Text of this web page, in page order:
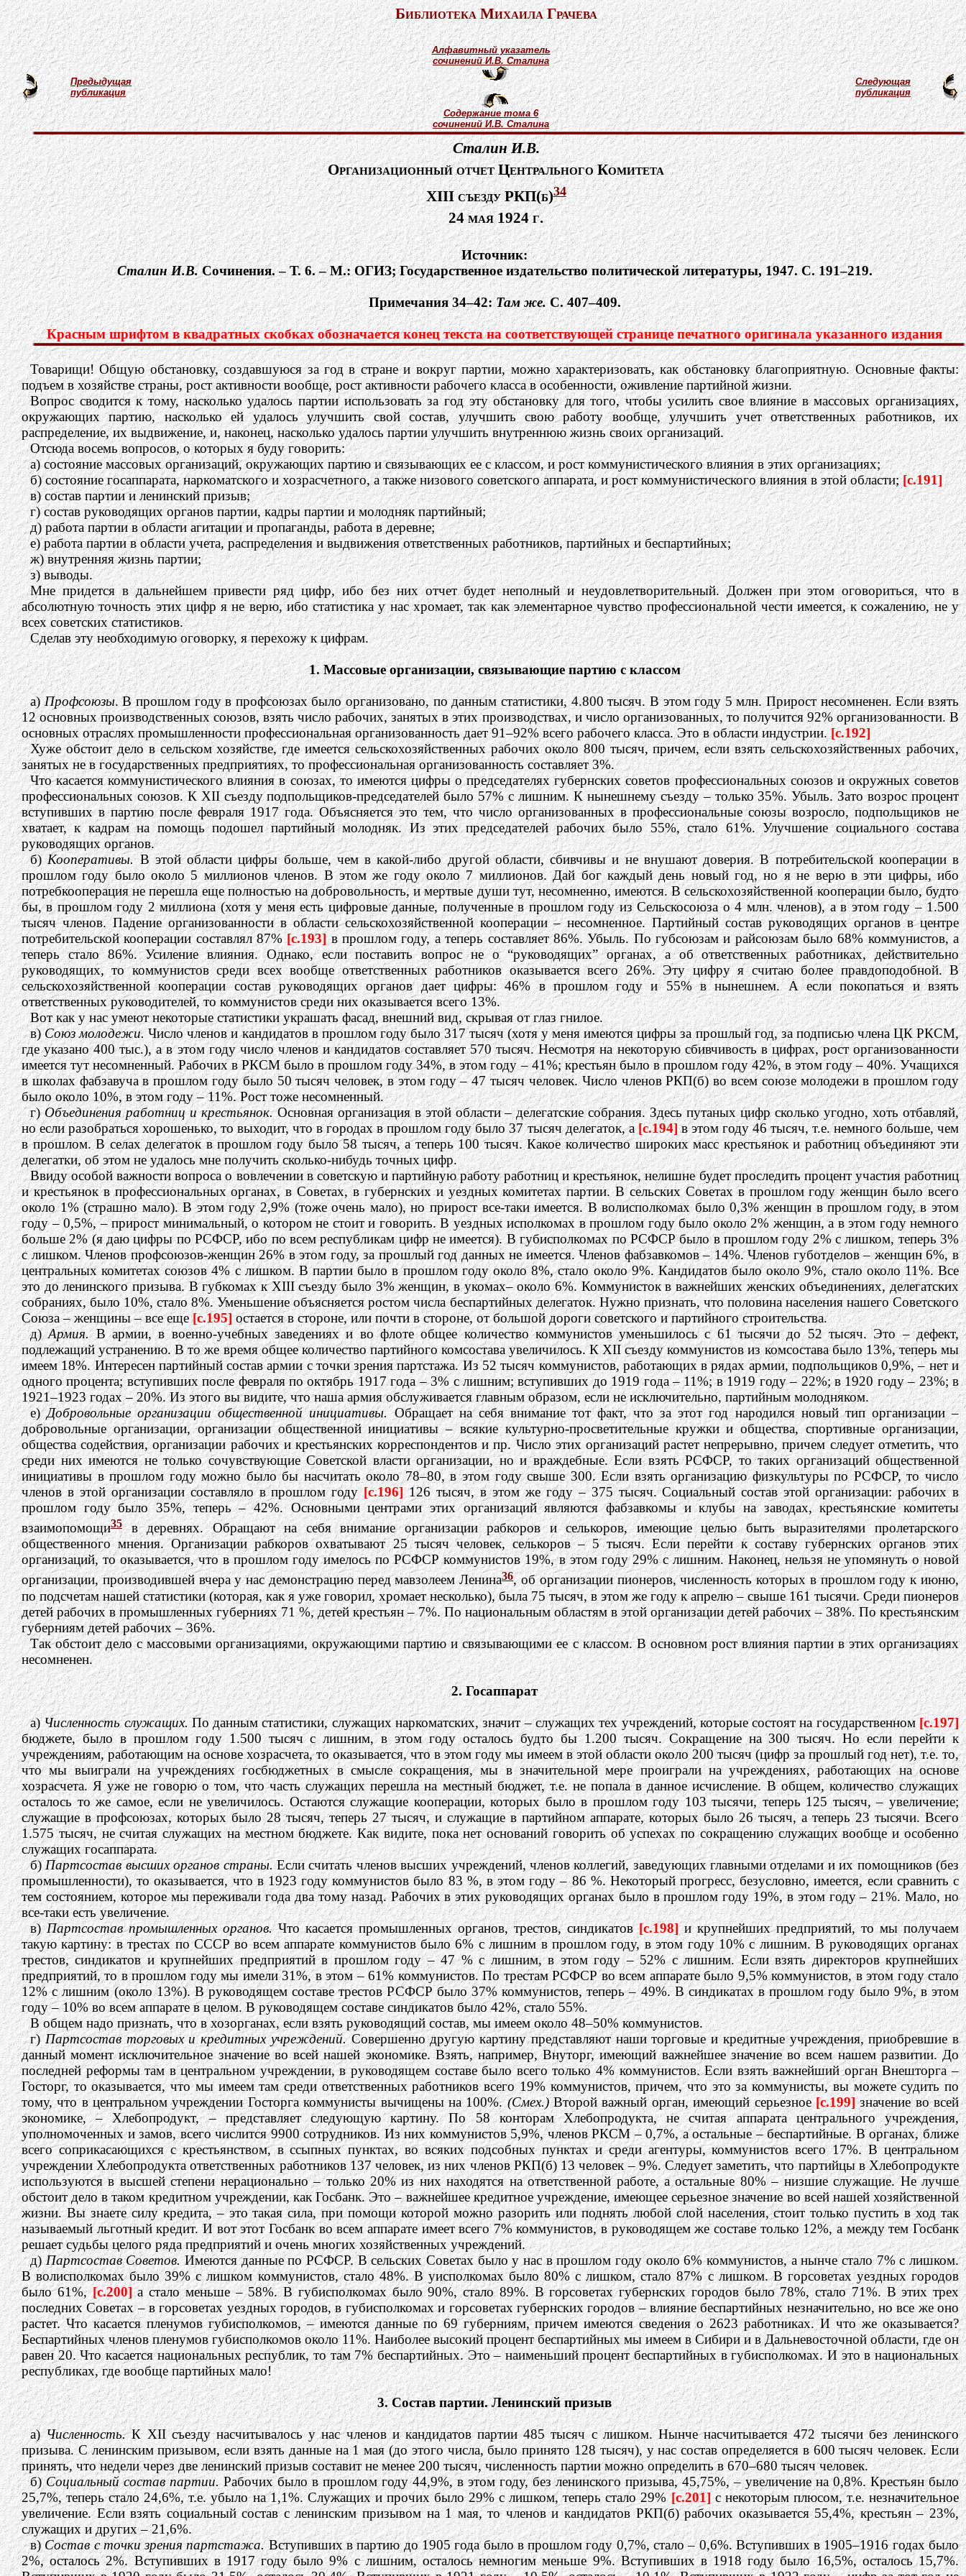
Библиотека Михаила Грачева
Предыдущая
публикация
Алфавитный указатель
сочинений И.В. Сталина
Содержание тома 6
сочинений И.В. Сталина
Следующая
публикация
Сталин И.В.
Организационный отчет Центрального Комитета
XIII съезду РКП(б)34
24 мая 1924 г.
Источник:
Сталин И.В.Cочинения. – Т. 6. – М.: ОГИЗ; Государственное издательство политической литературы, 1947. С. 191–219.
Примечания 34–42:Там же.С. 407–409.
Красным шрифтом в квадратных скобках обозначается конец текста на соответствующей странице печатного оригинала указанного издания
Товарищи! Общую обстановку, создавшуюся за год в стране и вокруг партии, можно характеризовать, как обстановку благоприятную. Основные факты:
подъем в хозяйстве страны, рост активности вообще, рост активности рабочего класса в особенности, оживление партийной жизни.
Вопрос сводится к тому, насколько удалось партии использовать за год эту обстановку для того, чтобы усилить свое влияние в массовых организациях,
окружающих партию, насколько ей удалось улучшить свой состав, улучшить свою работу вообще, улучшить учет ответственных работников, их
распределение, их выдвижение, и, наконец, насколько удалось партии улучшить внутреннюю жизнь своих организаций.
Отсюда восемь вопросов, о которых я буду говорить:
а) состояние массовых организаций, окружающих партию и связывающих ее с классом, и рост коммунистического влияния в этих организациях;
б) состояние госаппарата, наркоматского и хозрасчетного, а также низового советского аппарата, и рост коммунистического влияния в этой области;[c.191]
в) состав партии и ленинский призыв;
г) состав руководящих органов партии, кадры партии и молодняк партийный;
д) работа партии в области агитации и пропаганды, работа в деревне;
е) работа партии в области учета, распределения и выдвижения ответственных работников, партийных и беспартийных;
ж) внутренняя жизнь партии;
з) выводы.
Мне придется в дальнейшем привести ряд цифр, ибо без них отчет будет неполный и неудовлетворительный. Должен при этом оговориться, что в
абсолютную точность этих цифр я не верю, ибо статистика у нас хромает, так как элементарное чувство профессиональной чести имеется, к сожалению, не у
всех советских статистиков.
Сделав эту необходимую оговорку, я перехожу к цифрам.
1. Массовые организации, связывающие партию с классом
а)Профсоюзы. В прошлом году в профсоюзах было организовано, по данным статистики, 4.800 тысяч. В этом году 5 млн. Прирост несомненен. Если взять
12 основных производственных союзов, взять число рабочих, занятых в этих производствах, и число организованных, то получится 92% организованности. В
основных отраслях промышленности профессиональная организованность дает 91–92% всего рабочего класса. Это в области индустрии.[c.192]
Хуже обстоит дело в сельском хозяйстве, где имеется сельскохозяйственных рабочих около 800 тысяч, причем, если взять сельскохозяйственных рабочих,
занятых не в государственных предприятиях, то профессиональная организованность составляет 3%.
Что касается коммунистического влияния в союзах, то имеются цифры о председателях губернских советов профессиональных союзов и окружных советов
профессиональных союзов. К XII съезду подпольщиков-председателей было 57% с лишним. К нынешнему съезду – только 35%. Убыль. Зато возрос процент
вступивших в партию после февраля 1917 года. Объясняется это тем, что число организованных в профессиональные союзы возросло, подпольщиков не
хватает, к кадрам на помощь подошел партийный молодняк. Из этих председателей рабочих было 55%, стало 61%. Улучшение социального состава
руководящих органов.
б)Кооперативы.В этой области цифры больше, чем в какой-либо другой области, сбивчивы и не внушают доверия. В потребительской кооперации в
прошлом году было около 5 миллионов членов. В этом же году около 7 миллионов. Дай бог каждый день новый год, но я не верю в эти цифры, ибо
потребкооперация не перешла еще полностью на добровольность, и мертвые души тут, несомненно, имеются. В сельскохозяйственной кооперации было, будто
бы, в прошлом году 2 миллиона (хотя у меня есть цифровые данные, полученные в прошлом году из Сельскосоюза о 4 млн. членов), а в этом году – 1.500
тысяч членов. Падение организованности в области сельскохозяйственной кооперации – несомненное. Партийный состав руководящих органов в центре
потребительской кооперации составлял 87%[c.193] в прошлом году, а теперь составляет 86%. Убыль. По губсоюзам и райсоюзам было 68% коммунистов, а
теперь стало 86%. Усиление влияния. Однако, если поставить вопрос не о “руководящих” органах, а об ответственных работниках, действительно
руководящих, то коммунистов среди всех вообще ответственных работников оказывается всего 26%. Эту цифру я считаю более правдоподобной. В
сельскохозяйственной кооперации состав руководящих органов дает цифры: 46% в прошлом году и 55% в нынешнем. А если покопаться и взять
ответственных руководителей, то коммунистов среди них оказывается всего 13%.
Вот как у нас умеют некоторые статистики украшать фасад, внешний вид, скрывая от глаз гнилое.
в)Союз молодежи.Число членов и кандидатов в прошлом году было 317 тысяч (хотя у меня имеются цифры за прошлый год, за подписью члена ЦК РКСМ,
где указано 400 тыс.), а в этом году число членов и кандидатов составляет 570 тысяч. Несмотря на некоторую сбивчивость в цифрах, рост организованности
имеется тут несомненный. Рабочих в РКСМ было в прошлом году 34%, в этом году – 41%; крестьян было в прошлом году 42%, в этом году – 40%. Учащихся
в школах фабзавуча в прошлом году было 50 тысяч человек, в этом году – 47 тысяч человек. Число членов РКП(б) во всем союзе молодежи в прошлом году
было около 10%, в этом году – 11%. Рост тоже несомненный.
г)Объединения работниц и крестьянок.Основная организация в этой области – делегатские собрания. Здесь путаных цифр сколько угодно, хоть отбавляй,
но если разобраться хорошенько, то выходит, что в городах в прошлом году было 37 тысяч делегаток, а[c.194] в этом году 46 тысяч, т.е. немного больше, чем
в прошлом. В селах делегаток в прошлом году было 58 тысяч, а теперь 100 тысяч. Какое количество широких масс крестьянок и работниц объединяют эти
делегатки, об этом не удалось мне получить сколько-нибудь точных цифр.
Ввиду особой важности вопроса о вовлечении в советскую и партийную работу работниц и крестьянок, нелишне будет проследить процент участия работниц
и крестьянок в профессиональных органах, в Советах, в губернских и уездных комитетах партии. В сельских Советах в прошлом году женщин было всего
около 1% (страшно мало). В этом году 2,9% (тоже очень мало), но прирост все-таки имеется. В волисполкомах было 0,3% женщин в прошлом году, в этом
году – 0,5%, – прирост минимальный, о котором не стоит и говорить. В уездных исполкомах в прошлом году было около 2% женщин, а в этом году немного
больше 2% (я даю цифры по РСФСР, ибо по всем республикам цифр не имеется). В губисполкомах по РСФСР было в прошлом году 2% с лишком, теперь 3%
с лишком. Членов профсоюзов-женщин 26% в этом году, за прошлый год данных не имеется. Членов фабзавкомов – 14%. Членов губотделов – женщин 6%, в
центральных комитетах союзов 4% с лишком. В партии было в прошлом году около 8%, стало около 9%. Кандидатов было около 9%, стало около 11%. Все
это до ленинского призыва. В губкомах к XIII съезду было 3% женщин, в укомах– около 6%. Коммунисток в важнейших женских объединениях, делегатских
собраниях, было 10%, стало 8%. Уменьшение объясняется ростом числа беспартийных делегаток. Нужно признать, что половина населения нашего Советского
Союза – женщины – все еще[c.195] остается в стороне, или почти в стороне, от большой дороги советского и партийного строительства.
д)Армия.В армии, в военно-учебных заведениях и во флоте общее количество коммунистов уменьшилось с 61 тысячи до 52 тысяч. Это – дефект,
подлежащий устранению. В то же время общее количество партийного комсостава увеличилось. К XII съезду коммунистов из комсостава было 13%, теперь мы
имеем 18%. Интересен партийный состав армии с точки зрения партстажа. Из 52 тысяч коммунистов, работающих в рядах армии, подпольщиков 0,9%, – нет и
одного процента; вступивших после февраля по октябрь 1917 года – 3% с лишним; вступивших до 1919 года – 11%; в 1919 году – 22%; в 1920 году – 23%; в
1921–1923 годах – 20%. Из этого вы видите, что наша армия обслуживается главным образом, если не исключительно, партийным молодняком.
е)Добровольные организации общественной инициативы.Обращает на себя внимание тот факт, что за этот год народился новый тип организации –
добровольные организации, организации общественной инициативы – всякие культурно-просветительные кружки и общества, спортивные организации,
общества содействия, организации рабочих и крестьянских корреспондентов и пр. Число этих организаций растет непрерывно, причем следует отметить, что
среди них имеются не только сочувствующие Советской власти организации, но и враждебные. Если взять РСФСР, то таких организаций общественной
инициативы в прошлом году можно было бы насчитать около 78–80, в этом году свыше 300. Если взять организацию физкультуры по РСФСР, то число
членов в этой организации составляло в прошлом году[c.196] 126 тысяч, в этом же году – 375 тысяч. Социальный состав этой организации: рабочих в
прошлом году было 35%, теперь – 42%. Основными центрами этих организаций являются фабзавкомы и клубы на заводах, крестьянские комитеты
взаимопомощи35в деревнях. Обращают на себя внимание организации рабкоров и селькоров, имеющие целью быть выразителями пролетарского
общественного мнения. Организации рабкоров охватывают 25 тысяч человек, селькоров – 5 тысяч. Если перейти к составу губернских органов этих
организаций, то оказывается, что в прошлом году имелось по РСФСР коммунистов 19%, в этом году 29% с лишним. Наконец, нельзя не упомянуть о новой
организации, производившей вчера у нас демонстрацию перед мавзолеем Ленина36, об организации пионеров, численность которых в прошлом году к июню,
по подсчетам нашей статистики (которая, как я уже говорил, хромает несколько), была 75 тысяч, в этом же году к апрелю – свыше 161 тысячи. Среди пионеров
детей рабочих в промышленных губерниях 71 %, детей крестьян – 7%. По национальным областям в этой организации детей рабочих – 38%. По крестьянским
губерниям детей рабочих – 36%.
Так обстоит дело с массовыми организациями, окружающими партию и связывающими ее с классом. В основном рост влияния партии в этих организациях
несомненен.
2. Госаппарат
а)Численность служащих.По данным статистики, служащих наркоматских, значит – служащих тех учреждений, которые состоят на государственном[c.197]
бюджете, было в прошлом году 1.500 тысяч с лишним, в этом году осталось будто бы 1.200 тысяч. Сокращение на 300 тысяч. Но если перейти к
учреждениям, работающим на основе хозрасчета, то оказывается, что в этом году мы имеем в этой области около 200 тысяч (цифр за прошлый год нет), т.е. то,
что мы выиграли на учреждениях госбюджетных в смысле сокращения, мы в значительной мере проиграли на учреждениях, работающих на основе
хозрасчета. Я уже не говорю о том, что часть служащих перешла на местный бюджет, т.е. не попала в данное исчисление. В общем, количество служащих
осталось то же самое, если не увеличилось. Остаются служащие кооперации, которых было в прошлом году 103 тысячи, теперь 125 тысяч, – увеличение;
служащие в профсоюзах, которых было 28 тысяч, теперь 27 тысяч, и служащие в партийном аппарате, которых было 26 тысяч, а теперь 23 тысячи. Всего
1.575 тысяч, не считая служащих на местном бюджете. Как видите, пока нет оснований говорить об успехах по сокращению служащих вообще и особенно
служащих госаппарата.
б)Партсостав высших органов страны.Если считать членов высших учреждений, членов коллегий, заведующих главными отделами и их помощников (без
промышленности), то оказывается, что в 1923 году коммунистов было 83 %, в этом году – 86 %. Некоторый прогресс, безусловно, имеется, если сравнить с
тем состоянием, которое мы переживали года два тому назад. Рабочих в этих руководящих органах было в прошлом году 19%, в этом году – 21%. Мало, но
все-таки есть увеличение.
в)Партсостав промышленных органов.Что касается промышленных органов, трестов, синдикатов[c.198] и крупнейших предприятий, то мы получаем
такую картину: в трестах по СССР во всем аппарате коммунистов было 6% с лишним в прошлом году, в этом году 10% с лишним. В руководящих органах
трестов, синдикатов и крупнейших предприятий в прошлом году – 47 % с лишним, в этом году – 52% с лишним. Если взять директоров крупнейших
предприятий, то в прошлом году мы имели 31%, в этом – 61% коммунистов. По трестам РСФСР во всем аппарате было 9,5% коммунистов, в этом году стало
12% с лишним (около 13%). В руководящем составе трестов РСФСР было 37% коммунистов, теперь – 49%. В синдикатах в прошлом году было 9%, в этом
году – 10% во всем аппарате в целом. В руководящем составе синдикатов было 42%, стало 55%.
В общем надо признать, что в хозорганах, если взять руководящий состав, мы имеем около 48–50% коммунистов.
г)Партсостав торговых и кредитных учреждений.Совершенно другую картину представляют наши торговые и кредитные учреждения, приобревшие в
данный момент исключительное значение во всей нашей экономике. Взять, например, Внуторг, имеющий важнейшее значение во всем нашем развитии. До
последней реформы там в центральном учреждении, в руководящем составе было всего только 4% коммунистов. Если взять важнейший орган Внешторга –
Госторг, то оказывается, что мы имеем там среди ответственных работников всего 19% коммунистов, причем, что это за коммунисты, вы можете судить по
тому, что в центральном учреждении Госторга коммунисты вычищены на 100%.(Смех.)Второй важный орган, имеющий серьезное[c.199] значение во всей
экономике, – Хлебопродукт, – представляет следующую картину. По 58 конторам Хлебопродукта, не считая аппарата центрального учреждения,
уполномоченных и замов, всего числится 9900 сотрудников. Из них коммунистов 5,9%, членов РКСМ – 0,7%, а остальные – беспартийные. В органах, ближе
всего соприкасающихся с крестьянством, в ссыпных пунктах, во всяких подсобных пунктах и среди агентуры, коммунистов всего 17%. В центральном
учреждении Хлебопродукта ответственных работников 137 человек, из них членов РКП(б) 13 человек – 9%. Следует заметить, что партийцы в Хлебопродукте
используются в высшей степени нерационально – только 20% из них находятся на ответственной работе, а остальные 80% – низшие служащие. Не лучше
обстоит дело в таком кредитном учреждении, как Госбанк. Это – важнейшее кредитное учреждение, имеющее серьезное значение во всей нашей хозяйственной
жизни. Вы знаете силу кредита, – это такая сила, при помощи которой можно разорить или поднять любой слой населения, стоит только пустить в ход так
называемый льготный кредит. И вот этот Госбанк во всем аппарате имеет всего 7% коммунистов, в руководящем же составе только 12%, а между тем Госбанк
решает судьбы целого ряда предприятий и очень многих хозяйственных учреждений.
д)Партсостав Советов.Имеются данные по РСФСР. В сельских Советах было у нас в прошлом году около 6% коммунистов, а нынче стало 7% с лишком.
В волисполкомах было 39% с лишком коммунистов, стало 48%. В уисполкомах было 80% с лишком, стало 87% с лишком. В горсоветах уездных городов
было 61%,[c.200] а стало меньше – 58%. В губисполкомах было 90%, стало 89%. В горсоветах губернских городов было 78%, стало 71%. В этих трех
последних Советах – в горсоветах уездных городов, в губисполкомах и горсоветах губернских городов – влияние беспартийных незначительно, но все же оно
растет. Что касается пленумов губисполкомов, – имеются данные по 69 губерниям, причем имеются сведения о 2623 работниках. И что же оказывается?
Беспартийных членов пленумов губисполкомов около 11%. Наиболее высокий процент беспартийных мы имеем в Сибири и в Дальневосточной области, где он
равен 20. Что касается национальных республик, то там 7% беспартийных. Это – наименьший процент беспартийных в губисполкомах. И это в национальных
республиках, где вообще партийных мало!
3. Состав партии. Ленинский призыв
а)Численность.К XII съезду насчитывалось у нас членов и кандидатов партии 485 тысяч с лишком. Нынче насчитывается 472 тысячи без ленинского
призыва. С ленинским призывом, если взять данные на 1 мая (до этого числа, было принято 128 тысяч), у нас состав определяется в 600 тысяч человек. Если
принять, что недели через две ленинский призыв составит не менее 200 тысяч, численность партии можно определить в 670–680 тысяч человек.
б)Социальный состав партии.Рабочих было в прошлом году 44,9%, в этом году, без ленинского призыва, 45,75%, – увеличение на 0,8%. Крестьян было
25,7%, теперь стало 24,6%, т.е. убыло на 1,1%. Служащих и прочих было 29% с лишком, теперь стало 29%[c.201] с некоторым плюсом, т.е. незначительное
увеличение. Если взять социальный состав с ленинским призывом на 1 мая, то членов и кандидатов РКП(б) рабочих оказывается 55,4%, крестьян – 23%,
служащих и других – 21,6%.
в)Состав с точки зрения партстажа.Вступивших в партию до 1905 года было в прошлом году 0,7%, стало – 0,6%. Вступивших в 1905–1916 годах было
2%, осталось 2%. Вступивших в 1917 году было 9% с лишним, осталось немногим меньше 9%. Вступивших в 1918 году было 16,5%, осталось 15,7%.